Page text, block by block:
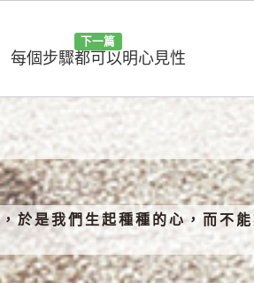
下一篇
每個步驟都可以明心見性
於是我們生起種種的心，而不